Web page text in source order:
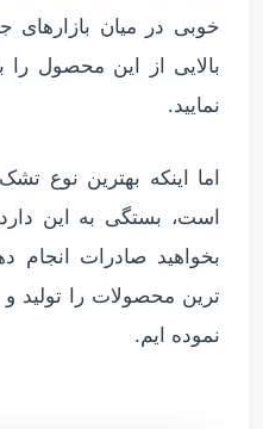
خوبی در میان
بالایی از این محصول
نمایید.
اما اینکه بهترین نوع
است، بستگی به این
بخواهید صادرات انجام
ترین محصولات را تولید و
نموده ایم.